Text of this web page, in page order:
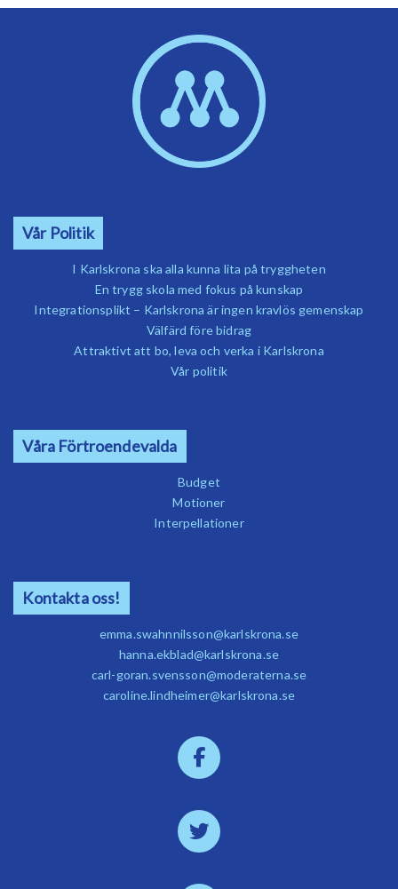
Vår Politik
I Karlskrona ska alla kunna lita på tryggheten
En trygg skola med fokus på kunskap
Integrationsplikt – Karlskrona är ingen kravlös gemenskap
Välfärd före bidrag
Attraktivt att bo, leva och verka i Karlskrona
Vår politik
Våra Förtroendevalda
Budget
Motioner
Interpellationer
Kontakta oss!
emma.swahnnilsson@karlskrona.se
hanna.ekblad@karlskrona.se
carl-goran.svensson@moderaterna.se
caroline.lindheimer@karlskrona.se